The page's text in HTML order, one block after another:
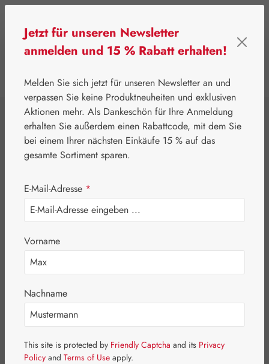
⌂
Pater Severin Naturprodukte
Aromatische Wässer
Krauseminzwasser
Bildergalerie überspringen
Jetzt für unseren Newsletter
anmelden und 15 % Rabatt erhalten!
Melden Sie sich jetzt für unseren Newsletter an und
verpassen Sie keine Produktneuheiten und exklusiven
Aktionen mehr. Als Dankeschön für Ihre Anmeldung
erhalten Sie außerdem einen Rabattcode, mit dem Sie
bei einem Ihrer nächsten Einkäufe 15 % auf das
gesamte Sortiment sparen.
E-Mail-Adresse *
Vorname
Nachname
This site is protected by Friendly Captcha and its Privacy
Policy and Terms of Use apply.